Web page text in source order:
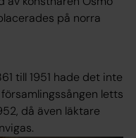
på norra
till 1951 hade det inte
letts
då även läktare